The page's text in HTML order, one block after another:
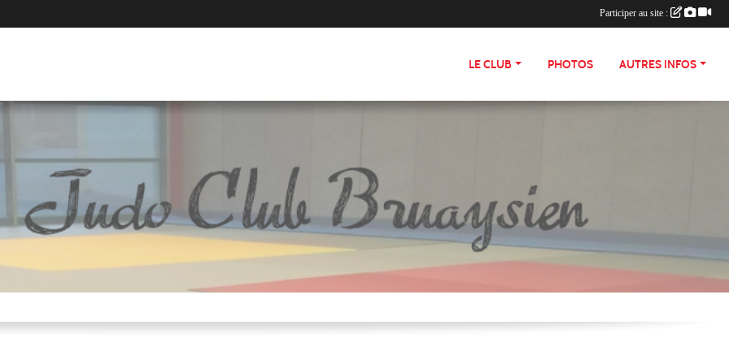
LE CLUB PHOTOS AUTRES INFOS
Participer au site :